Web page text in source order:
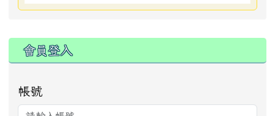
:::
會員登入
帳號